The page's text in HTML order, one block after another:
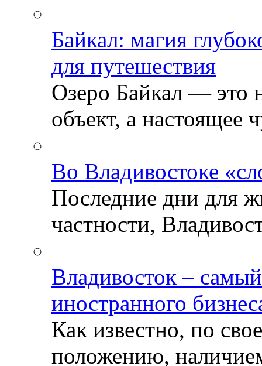
Байкал: магия
для путешествия
Озеро Байкал — это
объект, а настоящее
Во Владивостоке
Последние дни для
частности,
Владивосток –
иностранного
Как известно, по
положению,